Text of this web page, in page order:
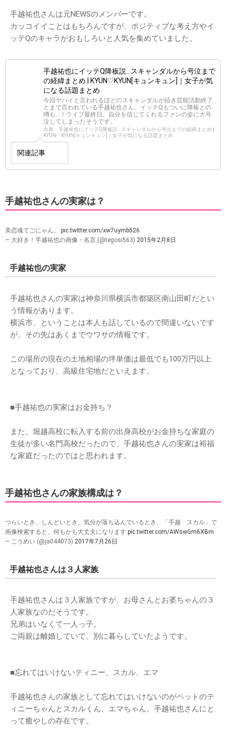
手越祐也さんは元NEWSのメンバーです。
カッコイイことはもちろんですが、ポジティブな考え方やイ
ッテQのキャラがおもしろいと人気を集めていました。
手越祐也にイッテQ降板説…スキャンダルから号泣まで
の経緯まとめ | KYUN♡KYUN[キュンキュン]｜女子が気
になる話題まとめ
今回ヤバイと言われるほどのスキャンダルが続き芸能活動終了
とまで言われている手越祐也さん。イッテQもついに降板との
噂も…！ライブ最終日、自分を信じてくれるファンの姿に大号
泣してしまったそうです。
出典：手越祐也にイッテQ降板説…スキャンダルから号泣までの経緯まとめ |
KYUN♡KYUN[キュンキュン]｜女子が気になる話題まとめ
関連記事
手越祐也さんの実家は？
美恋魂てごにゃん。 pic.twitter.com/xw7uymb526
— 大好き！手越祐也の画像・名言 (@tegosi563) 2015年2月8日
手越祐也の実家
手越祐也さんの実家は神奈川県横浜市都築区南山田町だとい
う情報があります。
横浜市、ということは本人も話しているので間違いないです
が、その先はあくまでウワサの情報です。
この場所の現在の土地相場の坪単価は最低でも100万円以上
となっており、高級住宅地だといえます。
■手越祐也の実家はお金持ち？
また、堀越高校に転入する前の出身高校がお金持ちな家庭の
生徒が多い名門高校だったので、手越祐也さんの実家は裕福
な家庭だったのではと思われます。
手越祐也さんの家族構成は？
つらいとき、しんどいとき、気分が落ち込んでいるとき、「手越 スカル」で
画像検索すると、何もかも大丈夫になります pic.twitter.com/AWswGm6XBm
— こうめい (@ja044073) 2017年7月26日
手越祐也さんは３人家族
手越祐也さんは３人家族ですが、お母さんとお婆ちゃんの３
人家族なのだそうです。
兄弟はいなくて一人っ子。
ご両親は離婚していて、別に暮らしていたようです。
■忘れてはいけないティニー、スカル、エマ
手越祐也さんの家族として忘れてはいけないのがペットのテ
ィニーちゃんとスカルくん、エマちゃん。手越祐也さんにと
って癒やしの存在です。